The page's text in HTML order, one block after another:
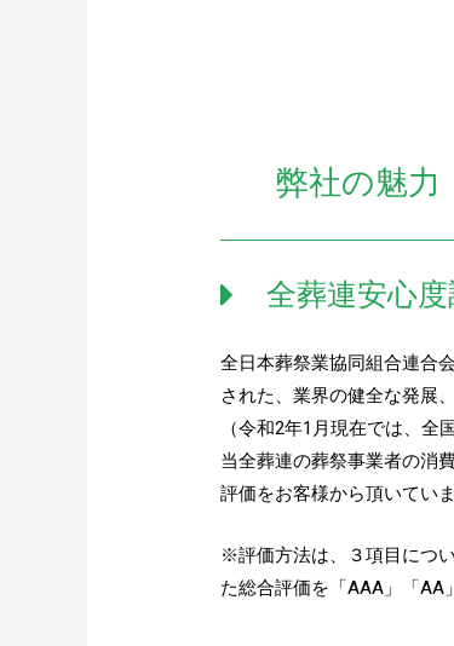
弊社の魅力
全葬連安心
全日本葬祭業協同組合連合
された、業界の健全な発展
（令和2年1月現在では、全
当全葬連の葬祭事業者の消
評価をお客様から頂いていま
※評価方法は、３項目につ
た総合評価を「AAA」「AA